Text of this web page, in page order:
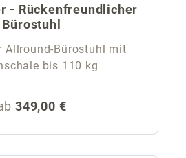
- Rückenfreundlicher
Bürostuhl
Allround-Bürostuhl mit
bis 110 kg
Preis:
349,00 €